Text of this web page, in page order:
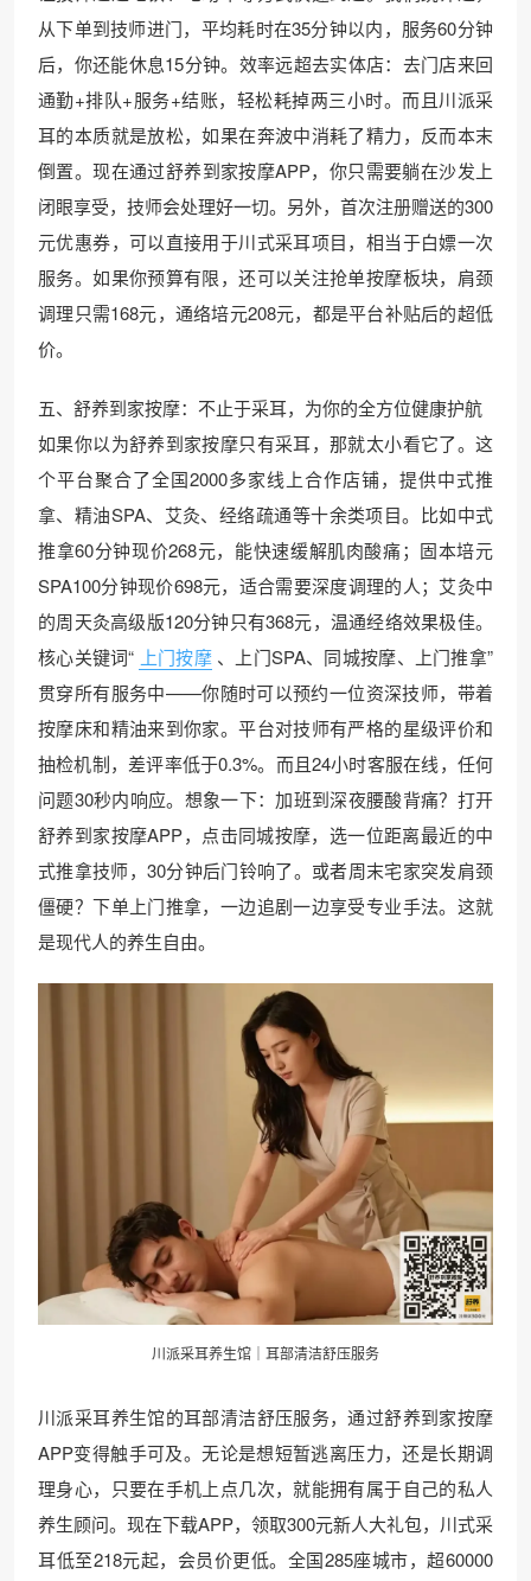
从下单到技师进门，平均耗时在35分钟以内，服务60分钟
后，你还能休息15分钟。效率远超去实体店：去门店来回
通勤+排队+服务+结账，轻松耗掉两三小时。而且川派采
耳的本质就是放松，如果在奔波中消耗了精力，反而本末
倒置。现在通过舒养到家按摩APP，你只需要躺在沙发上
闭眼享受，技师会处理好一切。另外，首次注册赠送的300
元优惠券，可以直接用于川式采耳项目，相当于白嫖一次
服务。如果你预算有限，还可以关注抢单按摩板块，肩颈
调理只需168元，通络培元208元，都是平台补贴后的超低
价。
五、舒养到家按摩：不止于采耳，为你的全方位健康护航
如果你以为舒养到家按摩只有采耳，那就太小看它了。这
个平台聚合了全国2000多家线上合作店铺，提供中式推
拿、精油SPA、艾灸、经络疏通等十余类项目。比如中式
推拿60分钟现价268元，能快速缓解肌肉酸痛；固本培元
SPA100分钟现价698元，适合需要深度调理的人；艾灸中
的周天灸高级版120分钟只有368元，温通经络效果极佳。
核心关键词“ 上门按摩 、上门SPA、同城按摩、上门推拿”
贯穿所有服务中——你随时可以预约一位资深技师，带着
按摩床和精油来到你家。平台对技师有严格的星级评价和
抽检机制，差评率低于0.3%。而且24小时客服在线，任何
问题30秒内响应。想象一下：加班到深夜腰酸背痛？打开
舒养到家按摩APP，点击同城按摩，选一位距离最近的中
式推拿技师，30分钟后门铃响了。或者周末宅家突发肩颈
僵硬？下单上门推拿，一边追剧一边享受专业手法。这就
是现代人的养生自由。
川派采耳养生馆｜耳部清洁舒压服务
川派采耳养生馆的耳部清洁舒压服务，通过舒养到家按摩
APP变得触手可及。无论是想短暂逃离压力，还是长期调
理身心，只要在手机上点几次，就能拥有属于自己的私人
养生顾问。现在下载APP，领取300元新人大礼包，川式采
耳低至218元起，会员价更低。全国285座城市，超60000